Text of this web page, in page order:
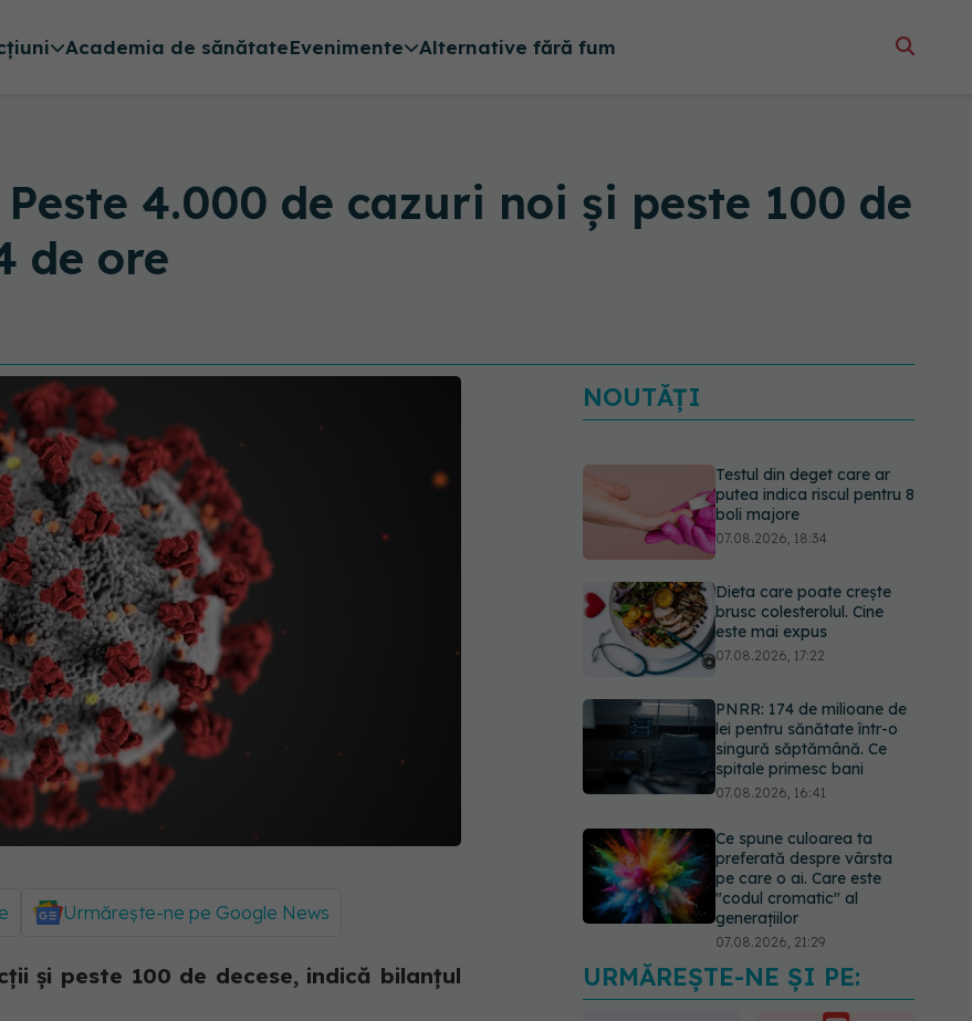
Academia de sănătateEvenimente Alternative fără fum
4.000 de cazuri noi și peste 100 de
de ore
Urmărește-ne pe Google News
și peste 100 de decese, indică bilanțul
NOUTĂȚI
Dieta care poate crește
brusc colesterolul. Cine
este mai expus
07.08.2026, 17:22
PNRR: 174 de milioane de
lei pentru sănătate într-o
singură săptămână. Ce
spitale primesc bani
Ce spune culoarea ta
preferată despre vârsta
pe care o ai. Care este
"codul cromatic" al
generațiilor
EXCLUSIV Cancerele
care pot fi prevenite. Dr.
Sorin Bogdan
(SANADOR): Au metode
de prevenție
07.08.2026, 20:09
URMĂREȘTE-NE ȘI PE: